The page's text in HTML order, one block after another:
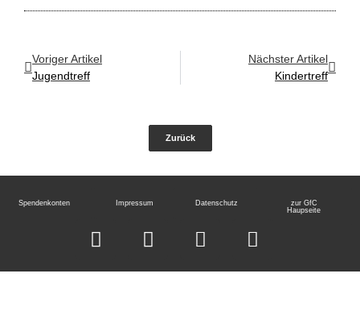
Voriger Artikel
Jugendtreff
Nächster Artikel
Kindertreff
Zurück
Spendenkonten Impressum Datenschutz
zur GfC
Haupseite